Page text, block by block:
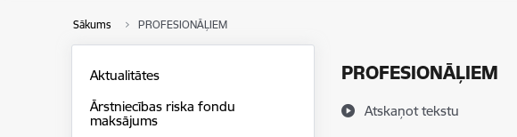
Sākums PROFESIONĀĻIEM
PROFESIONĀĻIEM
Atskaņot tekstu
Aktualitātes
Ārstniecības riska fondu
maksājums